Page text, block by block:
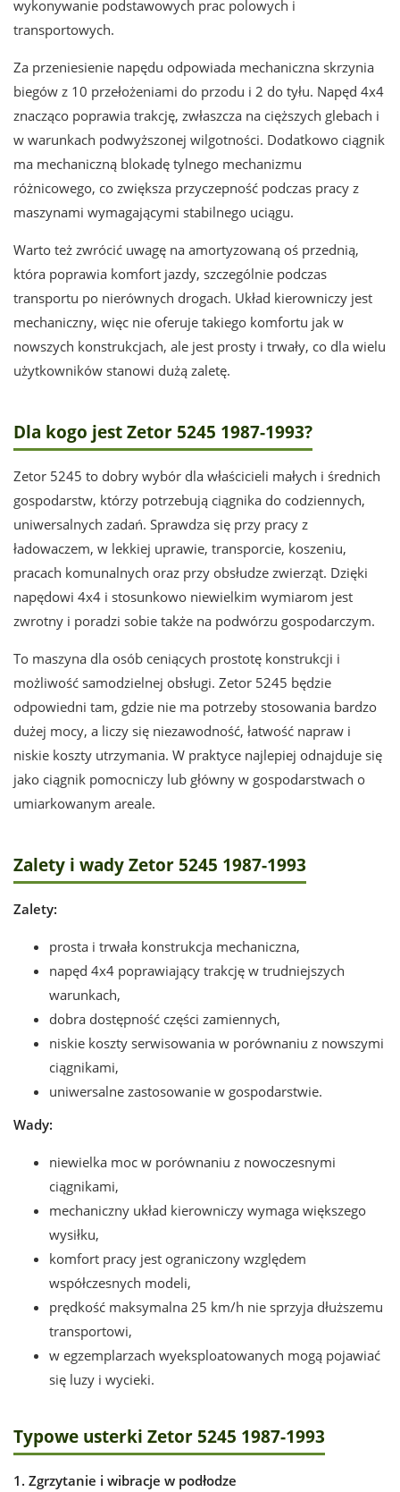
wykonywanie podstawowych prac polowych i
transportowych.
Za przeniesienie napędu odpowiada mechaniczna skrzynia
biegów z 10 przełożeniami do przodu i 2 do tyłu. Napęd 4x4
znacząco poprawia trakcję, zwłaszcza na cięższych glebach i
w warunkach podwyższonej wilgotności. Dodatkowo ciągnik
ma mechaniczną blokadę tylnego mechanizmu
różnicowego, co zwiększa przyczepność podczas pracy z
maszynami wymagającymi stabilnego uciągu.
Warto też zwrócić uwagę na amortyzowaną oś przednią,
która poprawia komfort jazdy, szczególnie podczas
transportu po nierównych drogach. Układ kierowniczy jest
mechaniczny, więc nie oferuje takiego komfortu jak w
nowszych konstrukcjach, ale jest prosty i trwały, co dla wielu
użytkowników stanowi dużą zaletę.
Dla kogo jest Zetor 5245 1987-1993?
Zetor 5245 to dobry wybór dla właścicieli małych i średnich
gospodarstw, którzy potrzebują ciągnika do codziennych,
uniwersalnych zadań. Sprawdza się przy pracy z
ładowaczem, w lekkiej uprawie, transporcie, koszeniu,
pracach komunalnych oraz przy obsłudze zwierząt. Dzięki
napędowi 4x4 i stosunkowo niewielkim wymiarom jest
zwrotny i poradzi sobie także na podwórzu gospodarczym.
To maszyna dla osób ceniących prostotę konstrukcji i
możliwość samodzielnej obsługi. Zetor 5245 będzie
odpowiedni tam, gdzie nie ma potrzeby stosowania bardzo
dużej mocy, a liczy się niezawodność, łatwość napraw i
niskie koszty utrzymania. W praktyce najlepiej odnajduje się
jako ciągnik pomocniczy lub główny w gospodarstwach o
umiarkowanym areale.
Zalety i wady Zetor 5245 1987-1993
Zalety:
prosta i trwała konstrukcja mechaniczna,
napęd 4x4 poprawiający trakcję w trudniejszych
warunkach,
dobra dostępność części zamiennych,
niskie koszty serwisowania w porównaniu z nowszymi
ciągnikami,
uniwersalne zastosowanie w gospodarstwie.
Wady:
niewielka moc w porównaniu z nowoczesnymi
ciągnikami,
mechaniczny układ kierowniczy wymaga większego
wysiłku,
komfort pracy jest ograniczony względem
współczesnych modeli,
prędkość maksymalna 25 km/h nie sprzyja dłuższemu
transportowi,
w egzemplarzach wyeksploatowanych mogą pojawiać
się luzy i wycieki.
Typowe usterki Zetor 5245 1987-1993
1. Zgrzytanie i wibracje w podłodze